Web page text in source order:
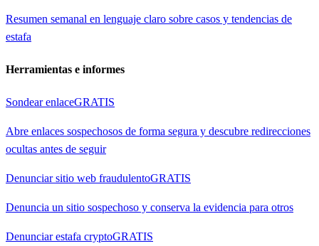
Resumen semanal en lenguaje claro sobre casos y tendencias de
estafa
Herramientas e informes
Sondear enlaceGRATIS
Abre enlaces sospechosos de forma segura y descubre redirecciones
ocultas antes de seguir
Denunciar sitio web fraudulentoGRATIS
Denuncia un sitio sospechoso y conserva la evidencia para otros
Denunciar estafa cryptoGRATIS